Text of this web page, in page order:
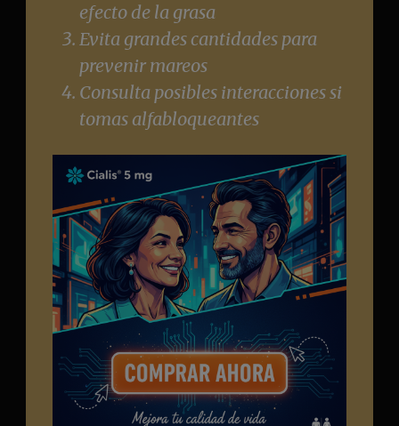
efecto de la grasa
Evita grandes cantidades para
prevenir mareos
Consulta posibles interacciones si
tomas alfabloqueantes